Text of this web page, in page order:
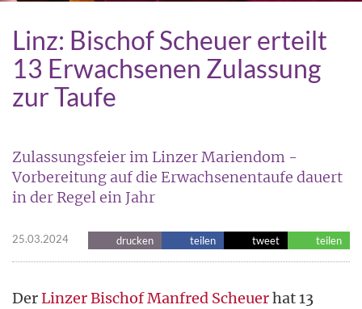
Linz: Bischof Scheuer erteilt
13 Erwachsenen Zulassung
zur Taufe
Zulassungsfeier im Linzer Mariendom -
Vorbereitung auf die Erwachsenentaufe dauert
in der Regel ein Jahr
25.03.2024 drucken teilen tweet teilen
DerLinzer Bischof Manfred Scheuerhat 13